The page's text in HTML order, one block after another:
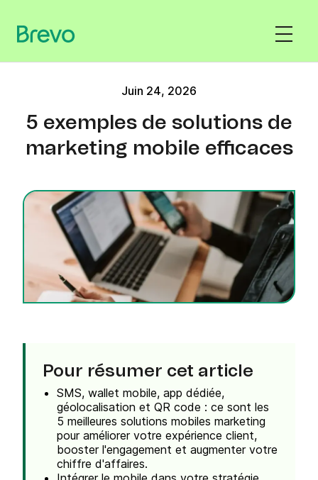
Juin 24, 2026
5 exemples de solutions de
marketing mobile efficaces
Pour résumer cet article
SMS, wallet mobile, app dédiée,
géolocalisation et QR code : ce sont les
5 meilleures solutions mobiles marketing
pour améliorer votre expérience client,
booster l'engagement et augmenter votre
chiffre d'affaires.